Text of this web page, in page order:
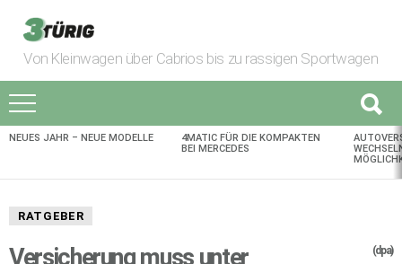
Von Kleinwagen über Cabrios bis zu rassigen Sportwagen
AKTUELLES
NEUES JAHR – NEUE MODELLE
4MATIC FÜR DIE KOMPAKTEN
BEI MERCEDES
RATGEBER
Versicherung muss unter
(dpa)